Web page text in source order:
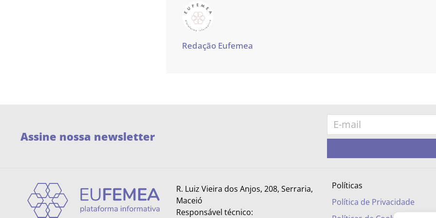
Redação Eufemea
Assine nossa newsletter
R. Luiz Vieira dos Anjos, 208, Serraria,
Maceió
Responsável técnico:
Políticas
Política de Privacidade